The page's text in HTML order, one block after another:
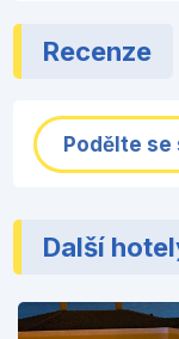
Recenze
Podělte se
Další